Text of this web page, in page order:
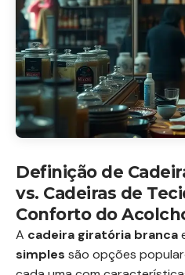
Definição de
vs. Cadeiras de
Conforto do
A cadeira giratória branca
simples são opções